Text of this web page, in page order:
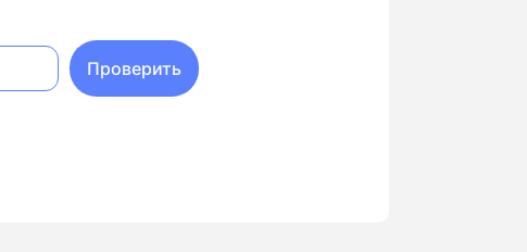
Проверить